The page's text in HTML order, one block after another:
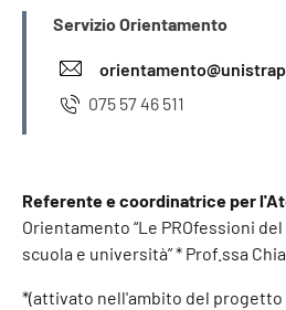
INFORMAZIONI
Servizio Orientamento
075 57 46 511
Referente e coordinatrice per
Orientamento “Le PROfessioni
scuola e università” * Prof.ssa
*(attivato nell'ambito del progetto